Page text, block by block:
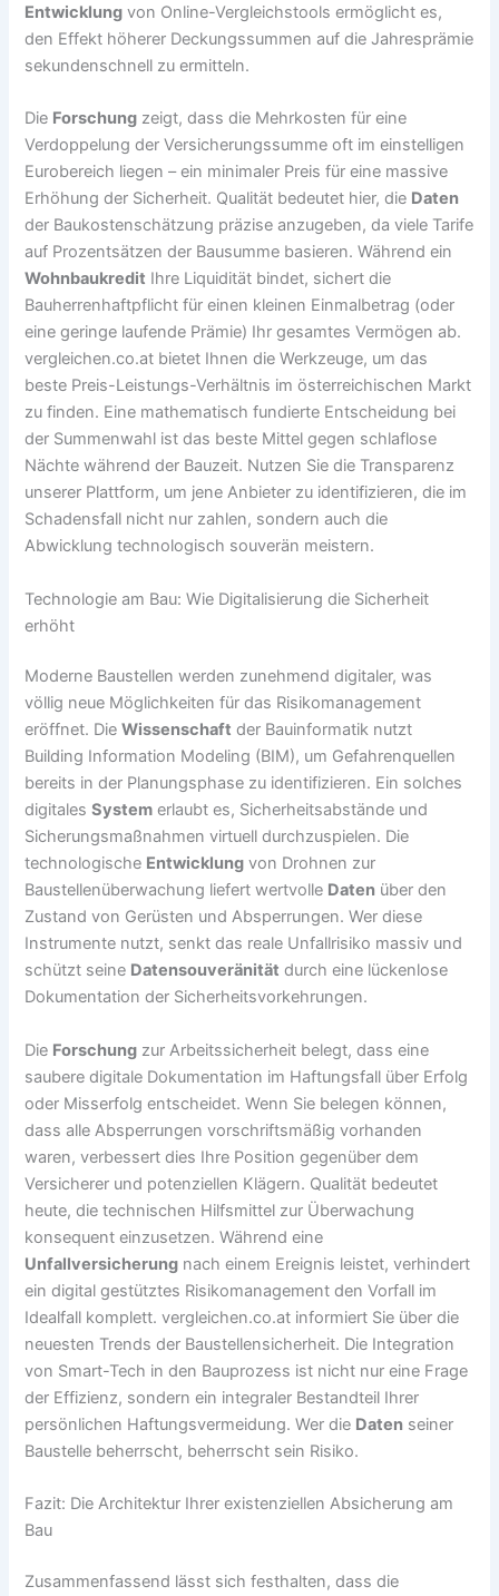
Entwicklung von Online-Vergleichstools ermöglicht es,
den Effekt höherer Deckungssummen auf die Jahresprämie
sekundenschnell zu ermitteln.
Die Forschung zeigt, dass die Mehrkosten für eine
Verdoppelung der Versicherungssumme oft im einstelligen
Eurobereich liegen – ein minimaler Preis für eine massive
Erhöhung der Sicherheit. Qualität bedeutet hier, die Daten
der Baukostenschätzung präzise anzugeben, da viele Tarife
auf Prozentsätzen der Bausumme basieren. Während ein
Wohnbaukredit Ihre Liquidität bindet, sichert die
Bauherrenhaftpflicht für einen kleinen Einmalbetrag (oder
eine geringe laufende Prämie) Ihr gesamtes Vermögen ab.
vergleichen.co.at bietet Ihnen die Werkzeuge, um das
beste Preis-Leistungs-Verhältnis im österreichischen Markt
zu finden. Eine mathematisch fundierte Entscheidung bei
der Summenwahl ist das beste Mittel gegen schlaflose
Nächte während der Bauzeit. Nutzen Sie die Transparenz
unserer Plattform, um jene Anbieter zu identifizieren, die im
Schadensfall nicht nur zahlen, sondern auch die
Abwicklung technologisch souverän meistern.
Technologie am Bau: Wie Digitalisierung die Sicherheit
erhöht
Moderne Baustellen werden zunehmend digitaler, was
völlig neue Möglichkeiten für das Risikomanagement
eröffnet. DieWissenschaft der Bauinformatik nutzt
Building Information Modeling (BIM), um Gefahrenquellen
bereits in der Planungsphase zu identifizieren. Ein solches
digitalesSystem erlaubt es, Sicherheitsabstände und
Sicherungsmaßnahmen virtuell durchzuspielen. Die
technologische Entwicklung von Drohnen zur
Baustellenüberwachung liefert wertvolle Daten über den
Zustand von Gerüsten und Absperrungen. Wer diese
Instrumente nutzt, senkt das reale Unfallrisiko massiv und
schützt seine Datensouveränität durch eine lückenlose
Dokumentation der Sicherheitsvorkehrungen.
Die Forschung zur Arbeitssicherheit belegt, dass eine
saubere digitale Dokumentation im Haftungsfall über Erfolg
oder Misserfolg entscheidet. Wenn Sie belegen können,
dass alle Absperrungen vorschriftsmäßig vorhanden
waren, verbessert dies Ihre Position gegenüber dem
Versicherer und potenziellen Klägern. Qualität bedeutet
heute, die technischen Hilfsmittel zur Überwachung
konsequent einzusetzen. Während eine
Unfallversicherung nach einem Ereignis leistet, verhindert
ein digital gestütztes Risikomanagement den Vorfall im
Idealfall komplett. vergleichen.co.at informiert Sie über die
neuesten Trends der Baustellensicherheit. Die Integration
von Smart-Tech in den Bauprozess ist nicht nur eine Frage
der Effizienz, sondern ein integraler Bestandteil Ihrer
persönlichen Haftungsvermeidung. Wer die Daten seiner
Baustelle beherrscht, beherrscht sein Risiko.
Fazit: Die Architektur Ihrer existenziellen Absicherung am
Bau
Zusammenfassend lässt sich festhalten, dass die